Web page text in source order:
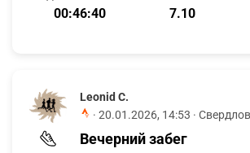
00:46:40 7.10
Leonid C.
· 20.01.2026, 14:53 ·
Вечерний забег